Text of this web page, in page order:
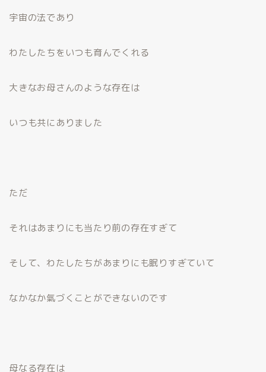
宇宙の法であり
わたしたちをいつも育んでくれる
大きなお母さんのような存在は
いつも共にありました
ただ
それはあまりにも当たり前の存在すぎて
そして、わたしたちがあまりにも眠りすぎていて
なかなか氣づくことができないのです
母なる存在は